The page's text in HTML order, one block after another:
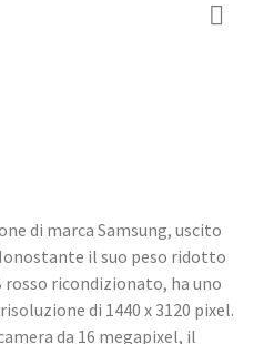
di marca Samsung, uscito
il suo peso ridotto
rosso ricondizionato, ha uno
di 1440 x 3120 pixel.
da 16 megapixel, il